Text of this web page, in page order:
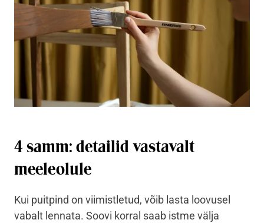
4 samm: detailid vastavalt
meeleolule
Kui puitpind on viimistletud, võib lasta loovusel
vabalt lennata. Soovi korral saab istme välja